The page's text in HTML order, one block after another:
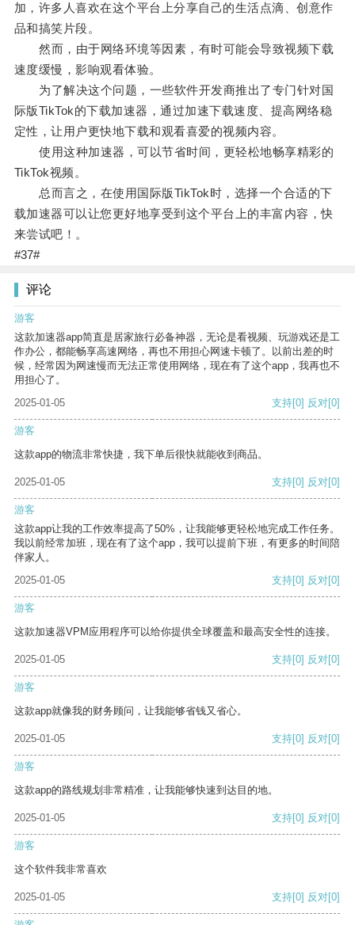
加，许多人喜欢在这个平台上分享自己的生活点滴、创意作
品和搞笑片段。
然而，由于网络环境等因素，有时可能会导致视频下载
速度缓慢，影响观看体验。
为了解决这个问题，一些软件开发商推出了专门针对国
际版TikTok的下载加速器，通过加速下载速度、提高网络稳
定性，让用户更快地下载和观看喜爱的视频内容。
使用这种加速器，可以节省时间，更轻松地畅享精彩的
TikTok视频。
总而言之，在使用国际版TikTok时，选择一个合适的下
载加速器可以让您更好地享受到这个平台上的丰富内容，快
来尝试吧！。
#37#
评论
游客
这款加速器app简直是居家旅行必备神器，无论是看视频、玩游戏还是工
作办公，都能畅享高速网络，再也不用担心网速卡顿了。以前出差的时
候，经常因为网速慢而无法正常使用网络，现在有了这个app，我再也不
用担心了。
2025-01-05
支持[0] 反对[0]
游客
这款app的物流非常快捷，我下单后很快就能收到商品。
2025-01-05 支持[0] 反对[0]
游客
这款app让我的工作效率提高了50%，让我能够更轻松地完成工作任务。
我以前经常加班，现在有了这个app，我可以提前下班，有更多的时间陪
伴家人。
2025-01-05
支持[0] 反对[0]
游客
这款加速器VPM应用程序可以给你提供全球覆盖和最高安全性的连接。
2025-01-05 支持[0] 反对[0]
游客
这款app就像我的财务顾问，让我能够省钱又省心。
2025-01-05 支持[0] 反对[0]
游客
这款app的路线规划非常精准，让我能够快速到达目的地。
2025-01-05 支持[0] 反对[0]
游客
这个软件我非常喜欢
2025-01-05 支持[0] 反对[0]